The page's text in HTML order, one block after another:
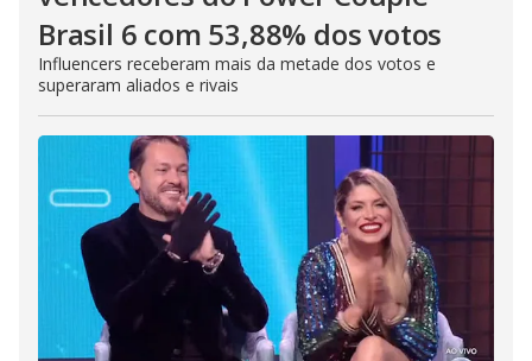
Brasil 6 com 53,88% dos votos
Influencers receberam mais da metade dos votos e
superaram aliados e rivais